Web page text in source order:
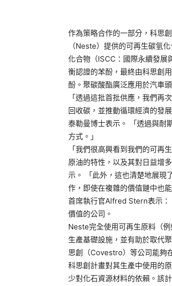
作為策略合作的一部分，科思
（Neste）提供的可再生碳氫
化合物（ISCC：國際永續發展
衡認證的苯酚，最終由科思創
酚。聚碳酸酯廣泛應用於汽車
「透過這批首批供應，我們再
回收碳，並推動循環經濟的發
泰勒曼博士表示。 「透過與耐
方式。」
「我們很高興看到我們的可再
原油的特性，以及其對日益增
示。 「此外，這也清楚地展現
作，即使在複雜的價值鏈中也
首席執行官Alfred Stern表示：
價值的公司。
Neste完全使用可再生原料（
生產基礎設施，並有助於取代
思創（Covestro）等公司能夠
科思創計畫對其生產中使用的
少對化石資源材料的依賴。該